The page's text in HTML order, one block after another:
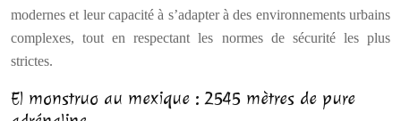
modernes et leur capacité à s’adapter à des environnements urbains
complexes, tout en respectant les normes de sécurité les plus
strictes.
El monstruo au mexique : 2545 mètres de pure